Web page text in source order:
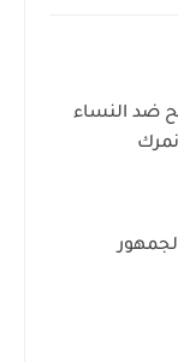
ضد النساء